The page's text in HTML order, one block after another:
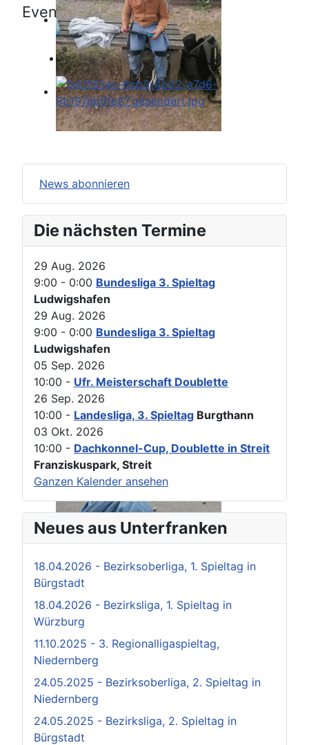
Events für
Montag, 03. Juni 2024
Keine Termine
News abonnieren
Die nächsten Termine
29 Aug. 2026
9:00 - 0:00 Bundesliga 3. Spieltag
Ludwigshafen
29 Aug. 2026
9:00 - 0:00 Bundesliga 3. Spieltag
Ludwigshafen
05 Sep. 2026
10:00 - Ufr. Meisterschaft Doublette
26 Sep. 2026
10:00 - Landesliga, 3. Spieltag Burgthann
03 Okt. 2026
10:00 - Dachkonnel-Cup, Doublette in Streit
Franziskuspark, Streit
Ganzen Kalender ansehen
Neues aus Unterfranken
18.04.2026 - Bezirksoberliga, 1. Spieltag in
Bürgstadt
18.04.2026 - Bezirksliga, 1. Spieltag in
Würzburg
11.10.2025 - 3. Regionalligaspieltag,
Niedernberg
24.05.2025 - Bezirksoberliga, 2. Spieltag in
Niedernberg
24.05.2025 - Bezirksliga, 2. Spieltag in
Bürgstadt